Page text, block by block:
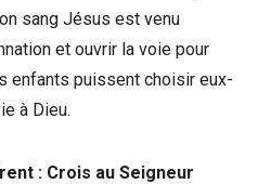
sang Jésus est venu
et ouvrir la voie pour
enfants puissent choisir eux-
à Dieu.
: Crois au Seigneur